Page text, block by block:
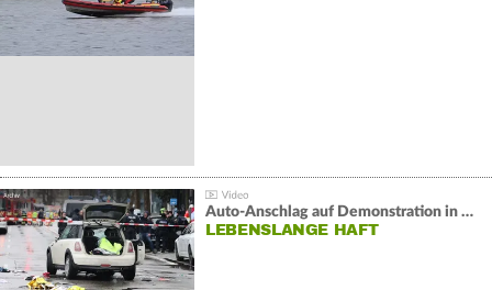
Auto-Anschlag auf Demonstration in München:
LEBENSLANGE HAFT